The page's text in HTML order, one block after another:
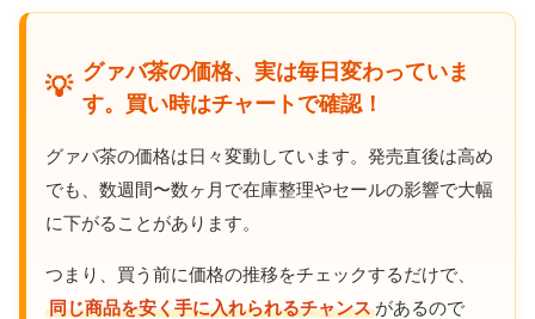
💡
グァバ茶の価格、実は毎日変わっていま
す。買い時はチャートで確認！
グァバ茶の価格は日々変動しています。発売直後は高め
でも、数週間〜数ヶ月で在庫整理やセールの影響で大幅
に下がることがあります。
つまり、買う前に価格の推移をチェックするだけで、
同じ商品を安く手に入れられるチャンス があるので